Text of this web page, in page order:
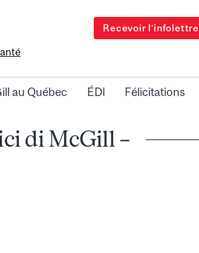
Recevoir l’infolettre
au Québec ÉDI Félicitations
di McGill –